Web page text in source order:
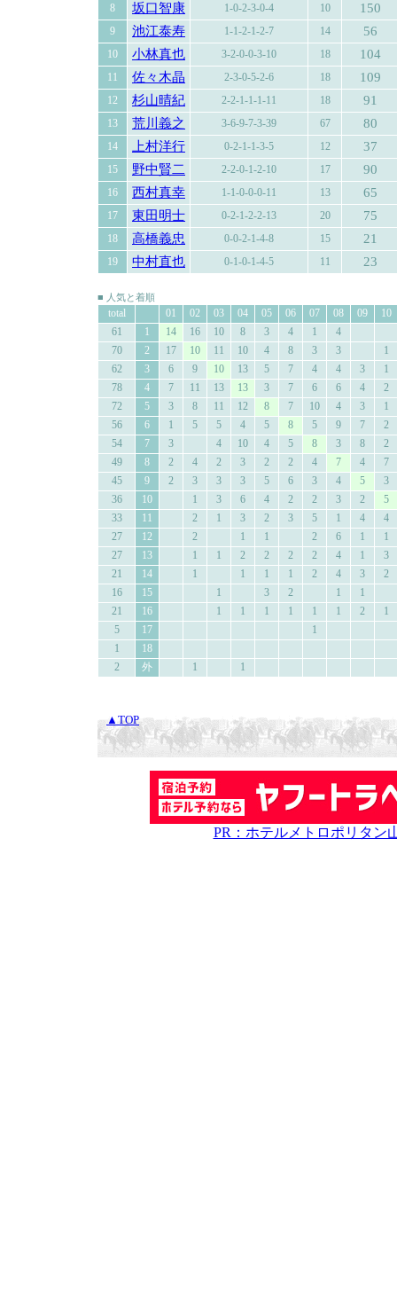
8 坂口智康 1-0-2-3-0-4 10 150
9 池江泰寿 1-1-2-1-2-7 14 56
10 小林真也 3-2-0-0-3-10 18 104
11 佐々木晶 2-3-0-5-2-6 18 109
12 杉山晴紀 2-2-1-1-1-11 18 91
13 荒川義之 3-6-9-7-3-39 67 80
14 上村洋行 0-2-1-1-3-5 12 37
15 野中賢二 2-2-0-1-2-10 17 90
16 西村真幸 1-1-0-0-0-11 13 65
17 東田明士 0-2-1-2-2-13 20 75
18 高橋義忠 0-0-2-1-4-8 15 21
19 中村直也 0-1-0-1-4-5 11 23
■ 人気と着順
total 01 02 03 04 05 06 07 08 09
10
61
1 14 16 10 8 3 4 1
4
70
2 17 10 11 10 4 8 3 3
1
62
3 6 9 10 13 5 7 4 4 3
1
78
4 7 11 13 13 3 7 6 6 4
2
72
5 3 8 11 12 8 7 10 4 3
1
56
6 1 5 5 4 5 8 5 9 7
2
54
7 3 4 10 4 5 8 3 8
2
49
8 2 4 2 3 2 2 4 7 4
7
45
9 2 3 3 3 5 6 3 4 5
3
36
10 1 3 6 4 2 2 3 2
5
33
11 2 1 3 2 3 5 1 4
4
27
12 2 1 1 2 6 1
1
27
13 1 1 2 2 2 2 4 1
3
21
14 1 1 1 1 2 4 3
2
16
15 1 3 2 1
1
21
16 1 1 1 1 1 1 2
1
5
17
1
1
18
2
外 1 1
▲TOP
PR：ホテルメトロポリタン